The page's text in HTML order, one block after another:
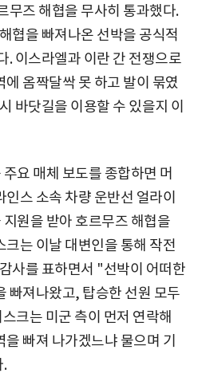
무즈 해협을 무사히 통과했다.
협을 빠져나온 선박을 공식적
. 이스라엘과 이란 간 전쟁으로
옴짝달싹 못 하고 발이 묶였
바닷길을 이용할 수 있을지 이
요 매체 보도를 종합하면 머
스 소속 차량 운반선 얼라이
원을 받아 호르무즈 해협을
는 이날 대변인을 통해 작전
사를 표하면서 "선박이 어떠한
빠져나왔고, 탑승한 선원 모두
크는 미군 측이 먼저 연락해
빠져 나가겠느냐 물으며 기